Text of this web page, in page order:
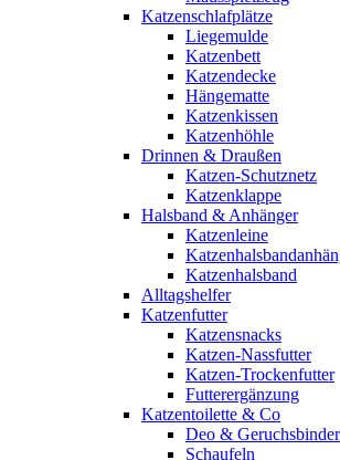
Katzenschlafplätze
Liegemulde
Katzenbett
Katzendecke
Hängematte
Katzenkissen
Katzenhöhle
Drinnen & Draußen
Katzen-Schutznetz
Katzenklappe
Halsband & Anhänger
Katzenleine
Katzenhalsband
Alltagshelfer
Katzenfutter
Katzensnacks
Katzen-Nassfutter
Katzen-Trockenfutter
Futterergänzung
Katzentoilette & Co
Deo & Geruchsbinder
Schaufeln